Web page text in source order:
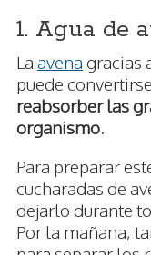
1. Agua de
La avena gracias
puede
reabsorber las
organismo
Para preparar
cucharadas de
dejarlo durante
Por la mañana,